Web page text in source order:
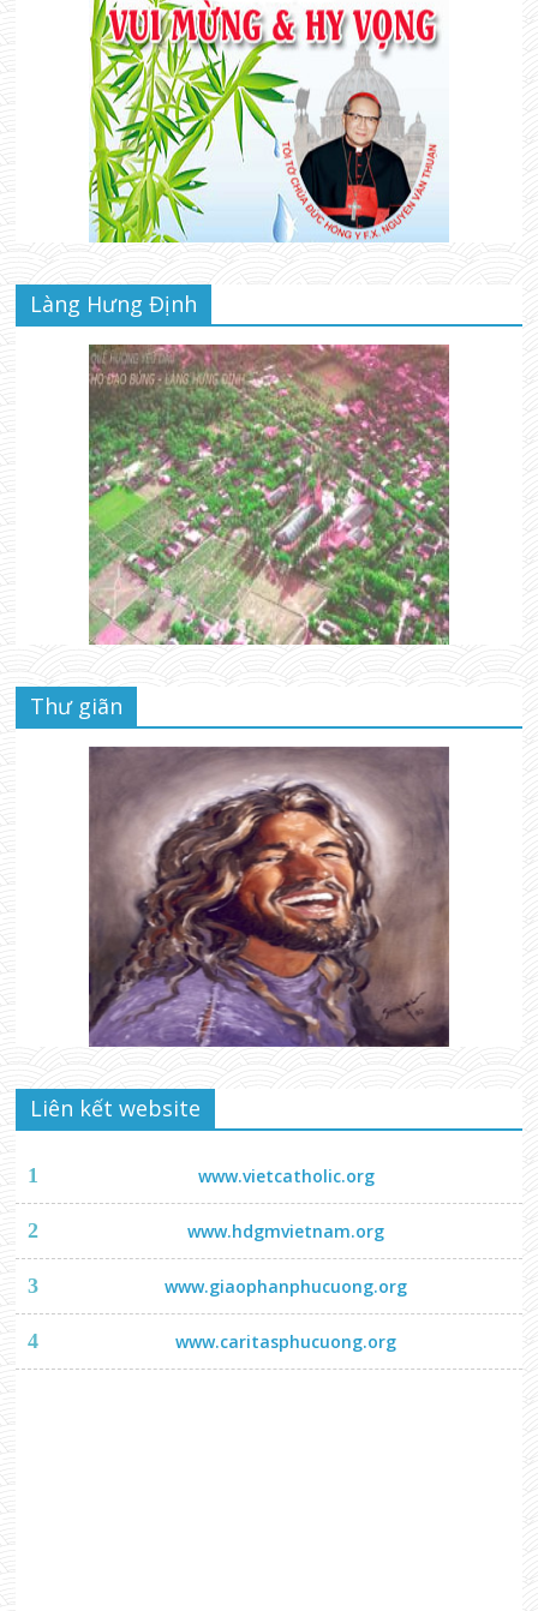
Làng Hưng Định
Thư giãn
Liên kết website
1 www.vietcatholic.org
2 www.hdgmvietnam.org
3 www.giaophanphucuong.org
4 www.caritasphucuong.org